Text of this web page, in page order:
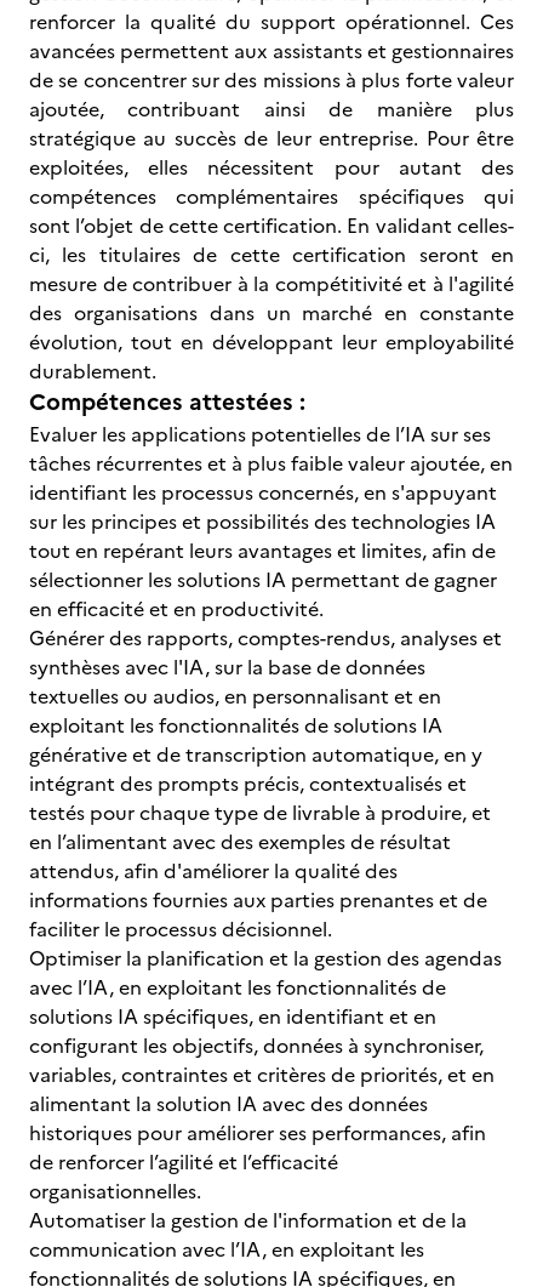
renforcer la qualité du support opérationnel. Ces
avancées permettent aux assistants et gestionnaires
de se concentrer sur des missions à plus forte valeur
ajoutée, contribuant ainsi de manière plus
stratégique au succès de leur entreprise. Pour être
exploitées, elles nécessitent pour autant des
compétences complémentaires spécifiques qui
sont l’objet de cette certification. En validant celles-
ci, les titulaires de cette certification seront en
mesure de contribuer à la compétitivité et à l'agilité
des organisations dans un marché en constante
évolution, tout en développant leur employabilité
durablement.
Compétences attestées :
Evaluer les applications potentielles de l’IA sur ses
tâches récurrentes et à plus faible valeur ajoutée, en
identifiant les processus concernés, en s'appuyant
sur les principes et possibilités des technologies IA
tout en repérant leurs avantages et limites, afin de
sélectionner les solutions IA permettant de gagner
en efficacité et en productivité.
Générer des rapports, comptes-rendus, analyses et
synthèses avec l'IA, sur la base de données
textuelles ou audios, en personnalisant et en
exploitant les fonctionnalités de solutions IA
générative et de transcription automatique, en y
intégrant des prompts précis, contextualisés et
testés pour chaque type de livrable à produire, et
en l’alimentant avec des exemples de résultat
attendus, afin d'améliorer la qualité des
informations fournies aux parties prenantes et de
faciliter le processus décisionnel.
Optimiser la planification et la gestion des agendas
avec l’IA, en exploitant les fonctionnalités de
solutions IA spécifiques, en identifiant et en
configurant les objectifs, données à synchroniser,
variables, contraintes et critères de priorités, et en
alimentant la solution IA avec des données
historiques pour améliorer ses performances, afin
de renforcer l’agilité et l’efficacité
organisationnelles.
Automatiser la gestion de l'information et de la
communication avec l’IA, en exploitant les
fonctionnalités de solutions IA spécifiques, en